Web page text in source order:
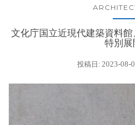
文化庁国立近現代建築資料
特別展
投稿日: 2023-08-